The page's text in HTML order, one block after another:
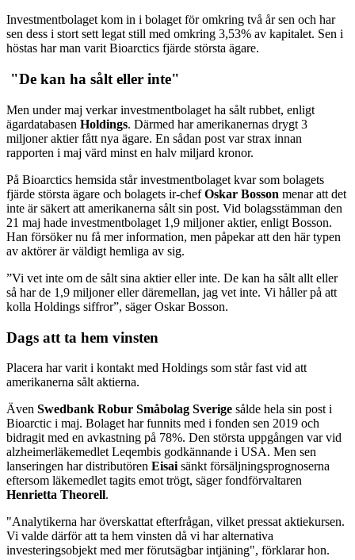
Investmentbolaget kom in i bolaget för omkring två år sen och har
sen dess i stort sett legat still med omkring 3,53% av kapitalet. Sen i
höstas har man varit Bioarctics fjärde största ägare.
"De kan ha sålt eller inte"
Men under maj verkar investmentbolaget ha sålt rubbet, enligt
ägardatabasen Holdings. Därmed har amerikanernas drygt 3
miljoner aktier fått nya ägare. En sådan post var strax innan
rapporten i maj värd minst en halv miljard kronor.
På Bioarctics hemsida står investmentbolaget kvar som bolagets
fjärde största ägare och bolagets ir-chefOskar Bosson menar att det
inte är säkert att amerikanerna sålt sin post. Vid bolagsstämman den
21 maj hade investmentbolaget 1,9 miljoner aktier, enligt Bosson.
Han försöker nu få mer information, men påpekar att den här typen
av aktörer är väldigt hemliga av sig.
”Vi vet inte om de sålt sina aktier eller inte. De kan ha sålt allt eller
så har de 1,9 miljoner eller däremellan, jag vet inte. Vi håller på att
kolla Holdings siffror”, säger Oskar Bosson.
Dags att ta hem vinsten
Placera har varit i kontakt med Holdings som står fast vid att
amerikanerna sålt aktierna.
Även Swedbank Robur Småbolag Sverige sålde hela sin post i
Bioarctic i maj. Bolaget har funnits med i fonden sen 2019 och
bidragit med en avkastning på 78%. Den största uppgången var vid
alzheimerläkemedlet Leqembis godkännande i USA. Men sen
lanseringen har distributören Eisai sänkt försäljningsprognoserna
eftersom läkemedlet tagits emot trögt, säger fondförvaltaren
Henrietta Theorell.
"Analytikerna har överskattat efterfrågan, vilket pressat aktiekursen.
Vi valde därför att ta hem vinsten då vi har alternativa
investeringsobjekt med mer förutsägbar intjäning", förklarar hon.